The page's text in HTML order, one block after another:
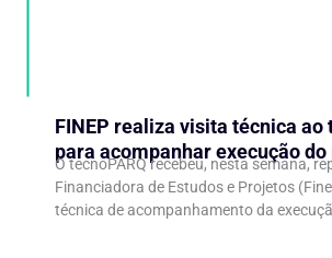
FINEP realiza visita técnica ao
para acompanhar execução
expansão do Parque
O tecnoPARQ recebeu, nesta semana,
Financiadora de Estudos e Projetos
técnica de acompanhamento da